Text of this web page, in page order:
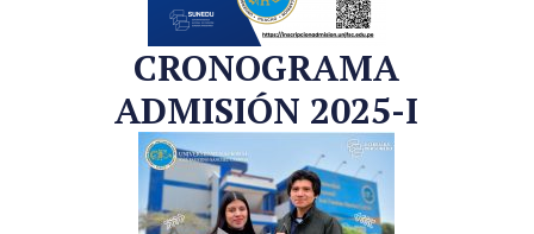
CRONOGRAMA
ADMISIÓN 2025-I